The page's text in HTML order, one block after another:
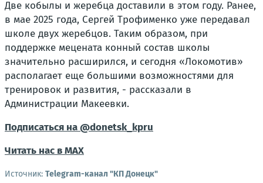
Две кобылы и жеребца доставили в этом году. Ранее,
в мае 2025 года, Сергей Трофименко уже передавал
школе двух жеребцов. Таким образом, при
поддержке мецената конный состав школы
значительно расширился, и сегодня «Локомотив»
располагает еще большими возможностями для
тренировок и развития, - рассказали в
Администрации Макеевки.
Подписаться на @donetsk_kpru
Читать нас в МАХ
Источник: Telegram-канал "КП Донецк"